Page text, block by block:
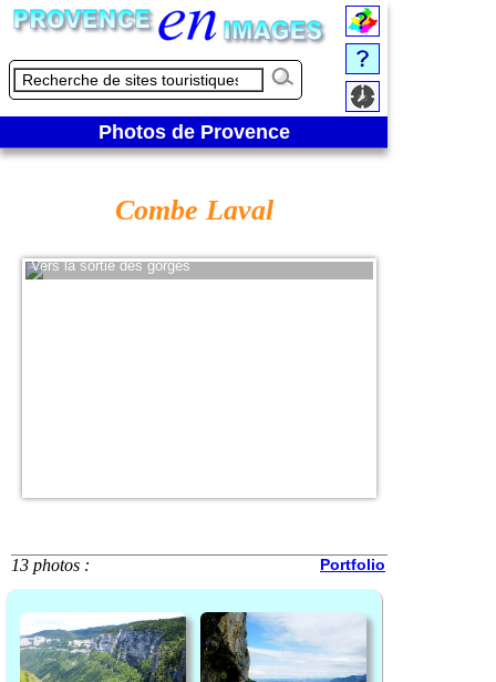
Photos de Provence
Combe Laval
Vers la sortie des gorges
13 photos : Portfolio